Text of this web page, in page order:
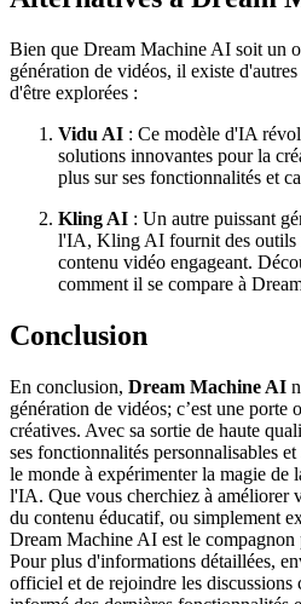
Bien que Dream Machine AI soit un
génération de vidéos, il existe
d'être explorées :
Vidu AI : Ce modèle d'IA
solutions innovantes pour la
plus sur ses fonctionnalités et
Kling AI : Un autre puissant
l'IA, Kling AI fournit des outils
contenu vidéo engageant.
comment il se compare à
Conclusion
En conclusion, Dream Machine AI
génération de vidéos; c’est une porte
créatives. Avec sa sortie de haute
ses fonctionnalités personnalisables
le monde à expérimenter la magie de
l'IA. Que vous cherchiez à améliorer
du contenu éducatif, ou simplement
Dream Machine AI est le
Pour plus d'informations détaillées,
officiel et de rejoindre les discussions